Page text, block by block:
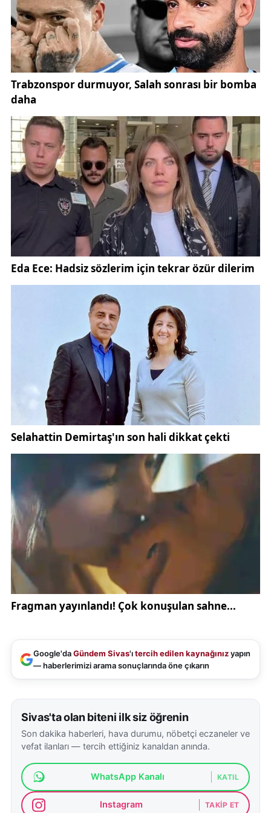
Yiğidolar, aynı zamanda aile bağlarını da güçlendiren
bir etkinliğe katılmış oldular. Sivasspor ile
Bodrumspor arasında oynanan karşılaşma 0-0 sona
erse de tribünlerdeki renkli görüntüler karşılaşmanın
önüne geçti.
Bu tarz projeler, sadece bir maç izleme etkinliği
olmanın ötesine geçerek, çocuklara değerler eğitimi
sunuyor. Sivas Valiliği'nin destekleriyle gerçekleşen
bu proje, çocukların sosyal gelişimlerine büyük katkı
sağlıyor. Sivas İl Millî Eğitim Müdürlüğü tarafından
koordine edilen etkinlik, velilerden de tam not aldı.
Bu tür etkinlikler, gelecekte daha fazla öğrenciye
ulaşarak spor sevgisinin küçük yaşlarda
kazanılmasını hedefliyor. "Minik Yiğidolar" gibi
projeler, yerel yönetimler ve kamu kurumlarının iş
Google'daGündem Sivas'ıtercih edilen kaynağınızyapın
— haberlerimizi arama sonuçlarında öne çıkarın
Sivas'ta olan biteni ilk siz öğrenin
Son dakika haberleri, hava durumu, nöbetçi eczaneler ve
vefat ilanları — tercih ettiğiniz kanaldan anında.
WhatsApp Kanalı KATIL
Instagram TAKIP ET